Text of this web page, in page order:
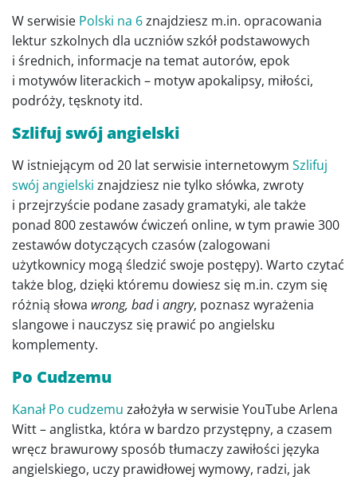
W serwisie Polski na 6znajdziesz m.in. opracowania
lektur szkolnych dla uczniów szkół podstawowych
i średnich, informacje na temat autorów, epok
i motywów literackich – motyw apokalipsy, miłości,
podróży, tęsknoty itd.
Szlifuj swój angielski
W istniejącym od 20 lat serwisie internetowym Szlifuj
swój angielski znajdziesz nie tylko słówka, zwroty
i przejrzyście podane zasady gramatyki, ale także
ponad 800 zestawów ćwiczeń online, w tym prawie 300
zestawów dotyczących czasów (zalogowani
użytkownicy mogą śledzić swoje postępy). Warto czytać
także blog, dzięki któremu dowiesz się m.in. czym się
różnią słowa wrong, badi angry, poznasz wyrażenia
slangowe i nauczysz się prawić po angielsku
komplementy.
Po Cudzemu
Kanał Po cudzemu założyła w serwisie YouTube Arlena
Witt – anglistka, która w bardzo przystępny, a czasem
wręcz brawurowy sposób tłumaczy zawiłości języka
angielskiego, uczy prawidłowej wymowy, radzi, jak